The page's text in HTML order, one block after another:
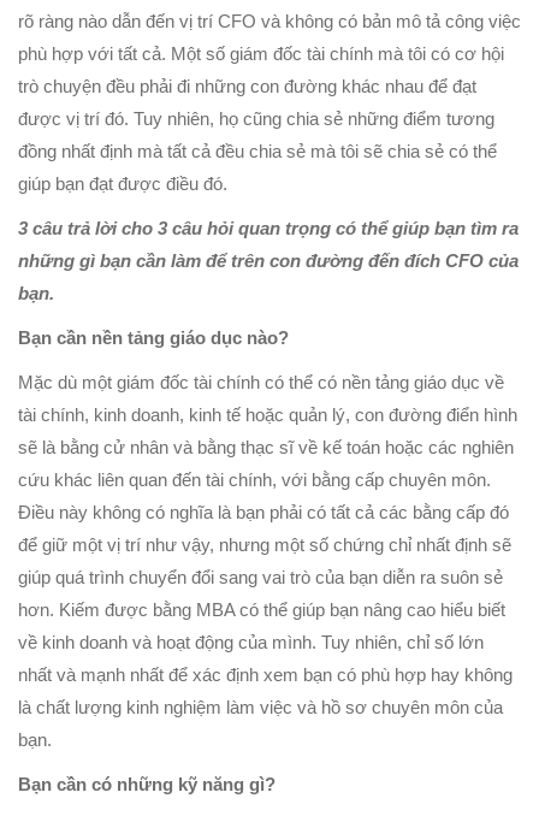
rõ ràng nào dẫn đến vị trí CFO và không có bản mô tả công việc
phù hợp với tất cả. Một số giám đốc tài chính mà tôi có cơ hội
trò chuyện đều phải đi những con đường khác nhau để đạt
được vị trí đó. Tuy nhiên, họ cũng chia sẻ những điểm tương
đồng nhất định mà tất cả đều chia sẻ mà tôi sẽ chia sẻ có thể
giúp bạn đạt được điều đó.
3 câu trả lời cho 3 câu hỏi quan trọng có thể giúp bạn tìm ra
những gì bạn cần làm để trên con đường đến đích CFO của
bạn.
Bạn cần nền tảng giáo dục nào?
Mặc dù một giám đốc tài chính có thể có nền tảng giáo dục về
tài chính, kinh doanh, kinh tế hoặc quản lý, con đường điển hình
sẽ là bằng cử nhân và bằng thạc sĩ về kế toán hoặc các nghiên
cứu khác liên quan đến tài chính, với bằng cấp chuyên môn.
Điều này không có nghĩa là bạn phải có tất cả các bằng cấp đó
để giữ một vị trí như vậy, nhưng một số chứng chỉ nhất định sẽ
giúp quá trình chuyển đổi sang vai trò của bạn diễn ra suôn sẻ
hơn. Kiếm được bằng MBA có thể giúp bạn nâng cao hiểu biết
về kinh doanh và hoạt động của mình. Tuy nhiên, chỉ số lớn
nhất và mạnh nhất để xác định xem bạn có phù hợp hay không
là chất lượng kinh nghiệm làm việc và hồ sơ chuyên môn của
bạn.
Bạn cần có những kỹ năng gì?